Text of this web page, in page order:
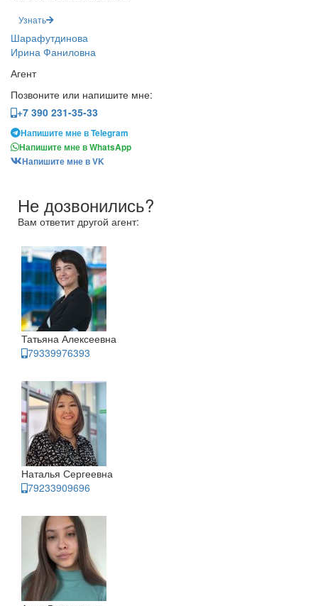
Узнать
Шарафутдинова
Ирина Фаниловна
Агент
Позвоните или напишите мне:
+7 390 231-35-33
Напишите мне в Telegram
Напишите мне в WhatsApp
Напишите мне в VK
Не дозвонились?
Вам ответит другой агент:
Татьяна Алексеевна
79339976393
Наталья Сергеевна
79233909696